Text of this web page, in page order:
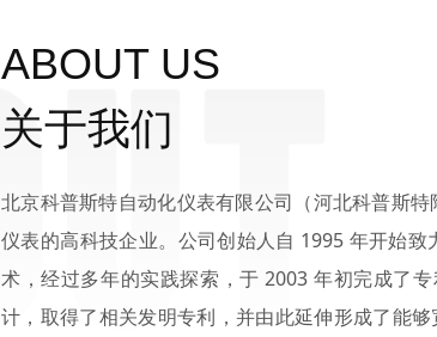
北京科普斯特自动化仪表有限公司（河北科普斯
仪表的高科技企业。公司创始人自 1995 年开始
术，经过多年的实践探索，于 2003 年初完成了
计，取得了相关发明专利，并由此延伸形成了能
ABOUT US
关于我们